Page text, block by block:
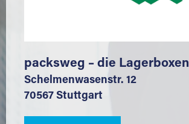
packsweg – die Lagerboxen
Schelmenwasenstr. 12
70567 Stuttgart